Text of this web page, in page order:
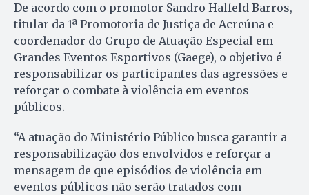
De acordo com o promotor Sandro Halfeld Barros,
titular da 1ª Promotoria de Justiça de Acreúna e
coordenador do Grupo de Atuação Especial em
Grandes Eventos Esportivos (Gaege), o objetivo é
responsabilizar os participantes das agressões e
reforçar o combate à violência em eventos
públicos.
“A atuação do Ministério Público busca garantir a
responsabilização dos envolvidos e reforçar a
mensagem de que episódios de violência em
eventos públicos não serão tratados com